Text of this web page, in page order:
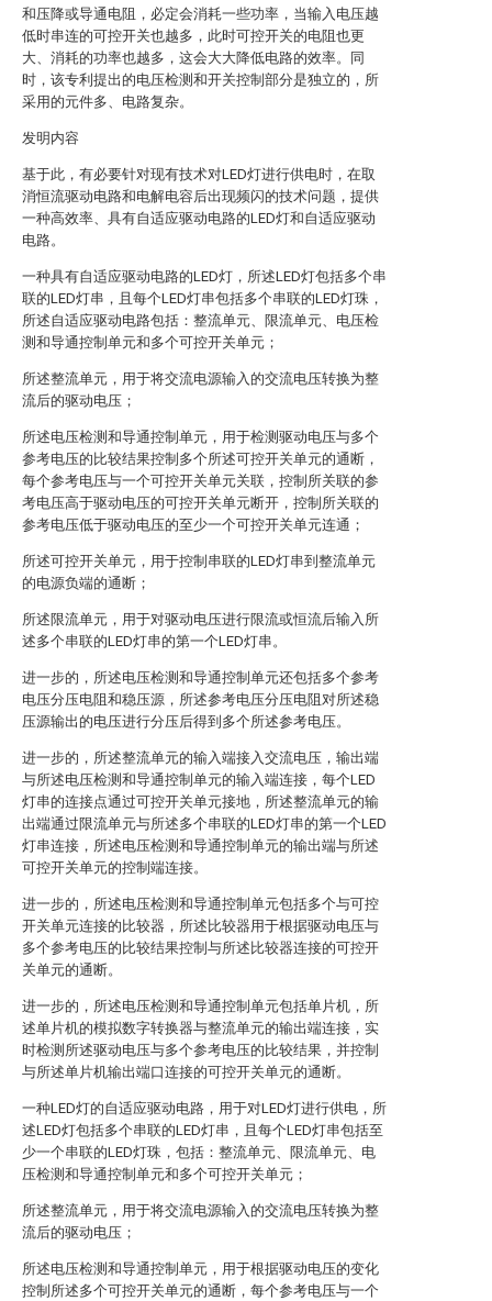
和压降或导通电阻，必定会消耗一些功率，当输入电压越
低时串连的可控开关也越多，此时可控开关的电阻也更
大、消耗的功率也越多，这会大大降低电路的效率。同
时，该专利提出的电压检测和开关控制部分是独立的，所
采用的元件多、电路复杂。
发明内容
基于此，有必要针对现有技术对LED灯进行供电时，在取
消恒流驱动电路和电解电容后出现频闪的技术问题，提供
一种高效率、具有自适应驱动电路的LED灯和自适应驱动
电路。
一种具有自适应驱动电路的LED灯，所述LED灯包括多个串
联的LED灯串，且每个LED灯串包括多个串联的LED灯珠，
所述自适应驱动电路包括：整流单元、限流单元、电压检
测和导通控制单元和多个可控开关单元；
所述整流单元，用于将交流电源输入的交流电压转换为整
流后的驱动电压；
所述电压检测和导通控制单元，用于检测驱动电压与多个
参考电压的比较结果控制多个所述可控开关单元的通断，
每个参考电压与一个可控开关单元关联，控制所关联的参
考电压高于驱动电压的可控开关单元断开，控制所关联的
参考电压低于驱动电压的至少一个可控开关单元连通；
所述可控开关单元，用于控制串联的LED灯串到整流单元
的电源负端的通断；
所述限流单元，用于对驱动电压进行限流或恒流后输入所
述多个串联的LED灯串的第一个LED灯串。
进一步的，所述电压检测和导通控制单元还包括多个参考
电压分压电阻和稳压源，所述参考电压分压电阻对所述稳
压源输出的电压进行分压后得到多个所述参考电压。
进一步的，所述整流单元的输入端接入交流电压，输出端
与所述电压检测和导通控制单元的输入端连接，每个LED
灯串的连接点通过可控开关单元接地，所述整流单元的输
出端通过限流单元与所述多个串联的LED灯串的第一个LED
灯串连接，所述电压检测和导通控制单元的输出端与所述
可控开关单元的控制端连接。
进一步的，所述电压检测和导通控制单元包括多个与可控
开关单元连接的比较器，所述比较器用于根据驱动电压与
多个参考电压的比较结果控制与所述比较器连接的可控开
关单元的通断。
进一步的，所述电压检测和导通控制单元包括单片机，所
述单片机的模拟数字转换器与整流单元的输出端连接，实
时检测所述驱动电压与多个参考电压的比较结果，并控制
与所述单片机输出端口连接的可控开关单元的通断。
一种LED灯的自适应驱动电路，用于对LED灯进行供电，所
述LED灯包括多个串联的LED灯串，且每个LED灯串包括至
少一个串联的LED灯珠，包括：整流单元、限流单元、电
压检测和导通控制单元和多个可控开关单元；
所述整流单元，用于将交流电源输入的交流电压转换为整
流后的驱动电压；
所述电压检测和导通控制单元，用于根据驱动电压的变化
控制所述多个可控开关单元的通断，每个参考电压与一个